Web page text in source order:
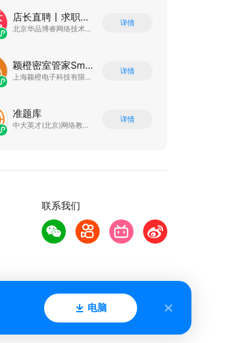
店长直聘丨求职招聘找工作
北京华品博睿网络技术有限公司
详情
颖橙密室管家SmartOrange
上海颖橙电子科技有限公司
详情
准题库
中大英才(北京)网络教育科技有限公司
详情
联系我们
电脑